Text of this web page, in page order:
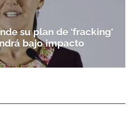
su plan de 'fracking'
bajo impacto